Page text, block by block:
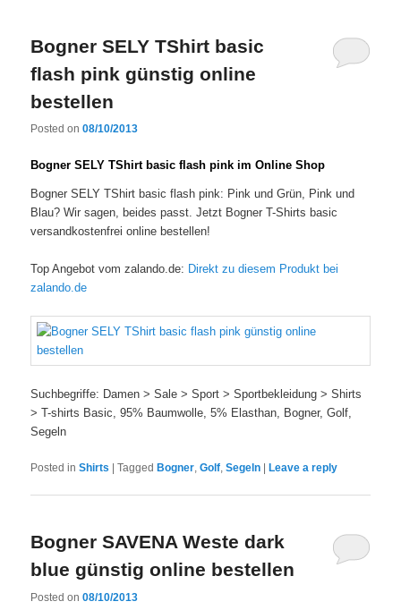
Bogner SELY TShirt basic
flash pink günstig online
bestellen
Posted on08/10/2013
Bogner SELY TShirt basic flash pink im Online Shop
Bogner SELY TShirt basic flash pink: Pink und Grün, Pink und
Blau? Wir sagen, beides passt. Jetzt Bogner T-Shirts basic
versandkostenfrei online bestellen!
Top Angebot vom zalando.de: Direkt zu diesem Produkt bei
zalando.de
Suchbegriffe: Damen > Sale > Sport > Sportbekleidung > Shirts
> T-shirts Basic, 95% Baumwolle, 5% Elasthan, Bogner, Golf,
Segeln
Posted in Shirts |Tagged Bogner,Golf,Segeln Leave a reply
Bogner SAVENA Weste dark
blue günstig online bestellen
Posted on08/10/2013